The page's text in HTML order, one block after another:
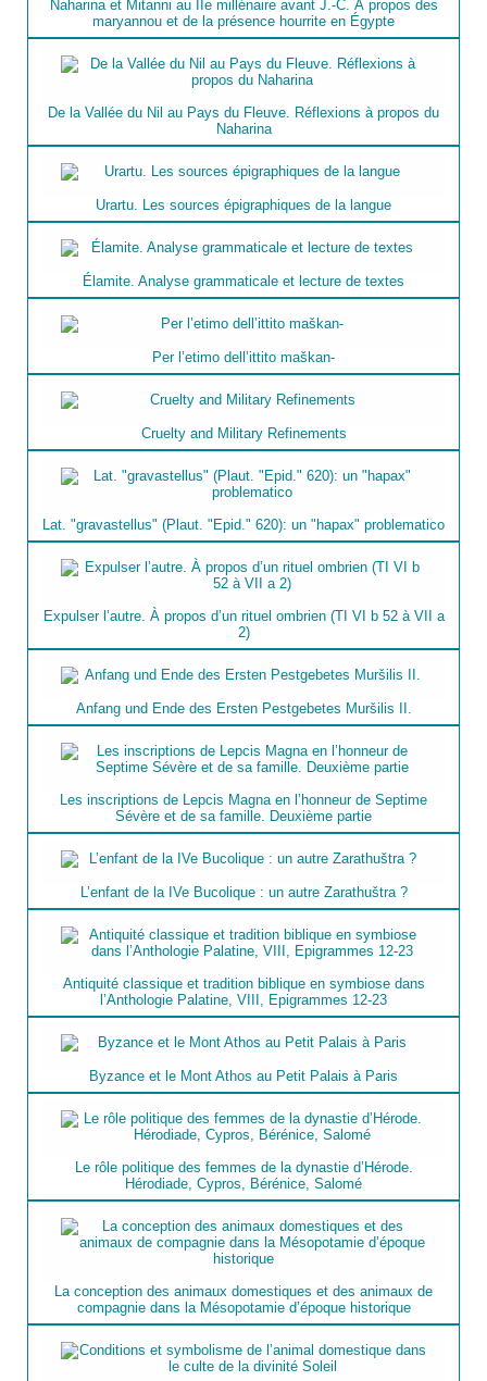
Naharina et Mitanni au IIe millénaire avant J.-C. À propos des
maryannou et de la présence hourrite en Égypte
De la Vallée du Nil au Pays du Fleuve. Réflexions à propos du
Naharina
Urartu. Les sources épigraphiques de la langue
Élamite. Analyse grammaticale et lecture de textes
Per l’etimo dell’ittito maškan-
Cruelty and Military Refinements
Lat. "gravastellus" (Plaut. "Epid." 620): un "hapax" problematico
Expulser l’autre. À propos d’un rituel ombrien (TI VI b 52 à VII a
2)
Anfang und Ende des Ersten Pestgebetes Muršilis II.
Les inscriptions de Lepcis Magna en l’honneur de Septime
Sévère et de sa famille. Deuxième partie
L’enfant de la IVe Bucolique : un autre Zarathuštra ?
Antiquité classique et tradition biblique en symbiose dans
l’Anthologie Palatine, VIII, Epigrammes 12-23
Byzance et le Mont Athos au Petit Palais à Paris
Le rôle politique des femmes de la dynastie d’Hérode.
Hérodiade, Cypros, Bérénice, Salomé
La conception des animaux domestiques et des animaux de
compagnie dans la Mésopotamie d’époque historique